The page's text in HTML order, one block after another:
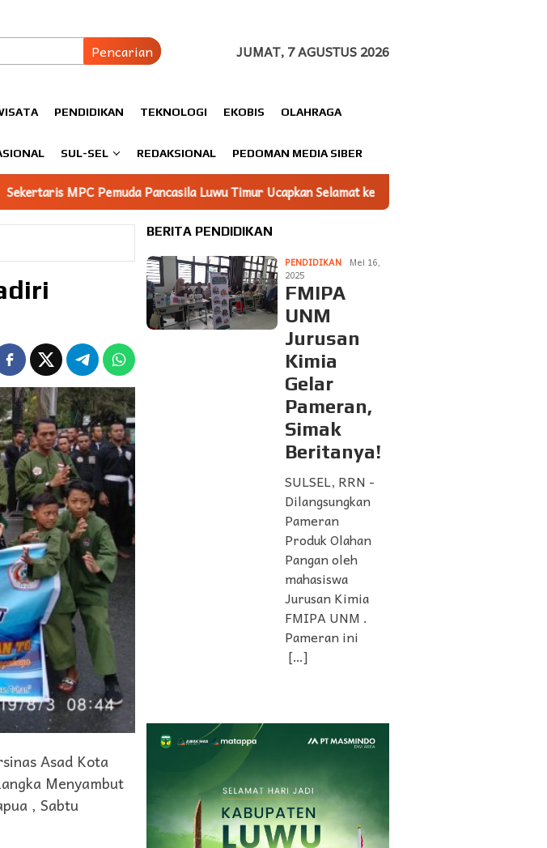
Pencarian JUMAT, 7 AGUSTUS 2026
PENDIDIKAN TEKNOLOGI EKOBIS OLAHRAGA
SUL-SEL REDAKSIONAL PEDOMAN MEDIA SIBER
Pancasila Luwu Timur Ucapkan Selamat kepada Ubas Atas Amanah sebagai Ketua DPC Gerindra
Asad Kota
Menyambut
, Sabtu
BERITA PENDIDIKAN
PENDIDIKAN
Mei 16,
2025
FMIPA
UNM
Jurusan
Kimia
Gelar
Pameran,
Simak
Beritanya!
SULSEL, RRN -
Dilangsungkan
Pameran
Produk Olahan
Pangan oleh
mahasiswa
Jurusan Kimia
FMIPA UNM .
Pameran ini
[…]